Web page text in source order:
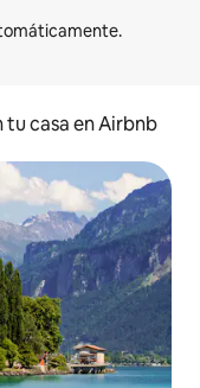
tu casa en Airbnb